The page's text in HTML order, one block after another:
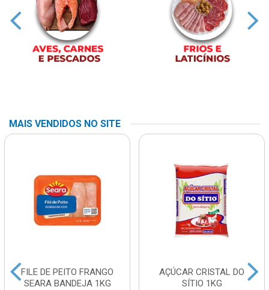
MAIS VENDIDOS NO SITE
FILE DE PEITO FRANGO
SEARA BANDEJA 1KG
AÇÚCAR CRISTAL DO
SÍTIO 1KG